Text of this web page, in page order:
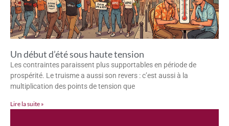
Un début d’été sous haute tension
Les contraintes paraissent plus supportables en période de
prospérité. Le truisme a aussi son revers : c’est aussi à la
multiplication des points de tension que
Lire la suite »